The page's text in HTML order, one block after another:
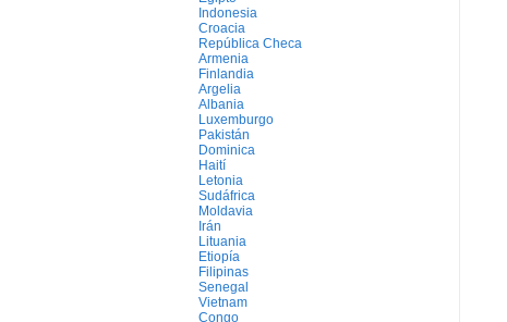
Indonesia
Croacia
República Checa
Armenia
Finlandia
Argelia
Albania
Luxemburgo
Pakistán
Dominica
Haití
Letonia
Sudáfrica
Moldavia
Irán
Lituania
Etiopía
Filipinas
Senegal
Vietnam
Congo